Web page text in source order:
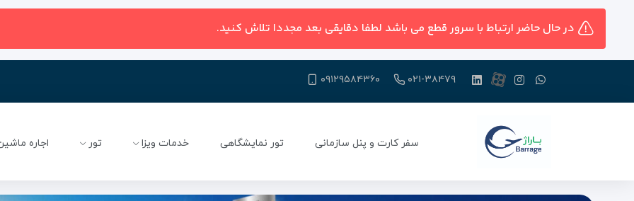
در حال حاضر ارتباط با سرور قطع می باشد لطفا دقایقی بعد مجددا تلاش کنید.
۰۲۱-۳۸۴۷۹ ۰۹۱۲۹۵۸۴۳۶۰
سفر کارت و پنل سازمانی تور نمایشگاهی خدمات ویزا تور اجاره